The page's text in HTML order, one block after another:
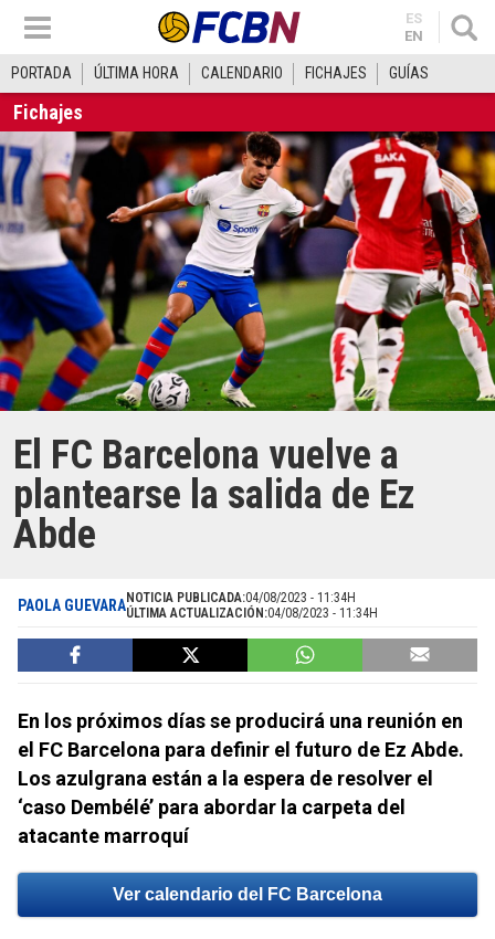
ES
EN
PORTADA ÚLTIMA HORA CALENDARIO FICHAJES GUÍAS
Fichajes
El FC Barcelona vuelve a
plantearse la salida de Ez
Abde
PAOLA GUEVARANOTICIA PUBLICADA:04/08/2023 - 11:34H
ÚLTIMA ACTUALIZACIÓN:04/08/2023 - 11:34H
En los próximos días se producirá una reunión en
el FC Barcelona para definir el futuro de Ez Abde.
Los azulgrana están a la espera de resolver el
‘caso Dembélé’ para abordar la carpeta del
atacante marroquí
Ver calendario del FC Barcelona